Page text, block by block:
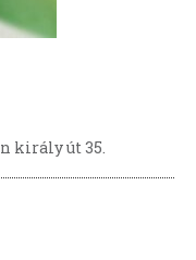
király út 35.